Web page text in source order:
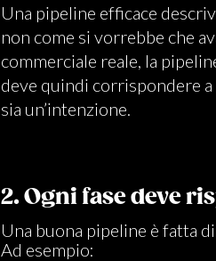
Una pipeline efficace
non come si vorrebbe che
commerciale reale, la
deve quindi corrispondere
sia un’intenzione.
2. Ogni fase deve
Una buona pipeline è fatta
Ad esempio: